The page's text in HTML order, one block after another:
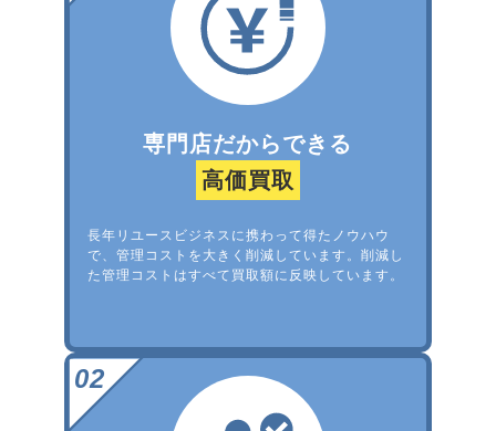
専門店だからできる
高価買取
長年リユースビジネスに携わって得たノウハウ
で、管理コストを大きく削減しています。削減し
た管理コストはすべて買取額に反映しています。